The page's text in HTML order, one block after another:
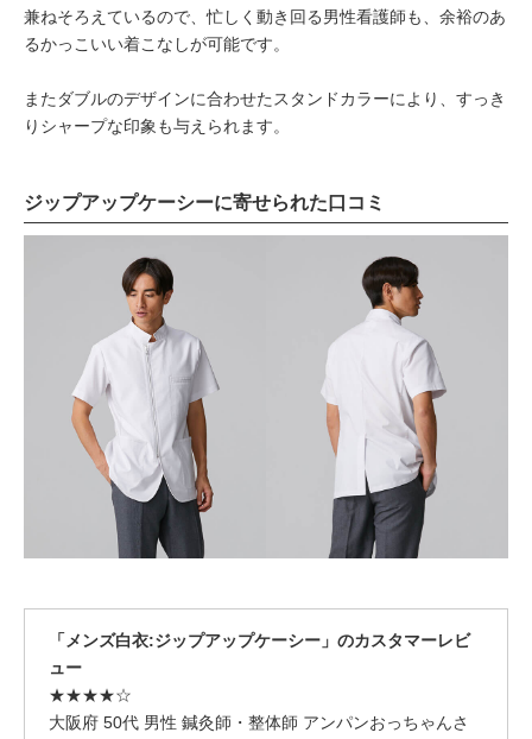
兼ねそろえているので、忙しく動き回る男性看護師も、余裕のあ
るかっこいい着こなしが可能です。
またダブルのデザインに合わせたスタンドカラーにより、すっき
りシャープな印象も与えられます。
ジップアップケーシーに寄せられた口コミ
「メンズ白衣:ジップアップケーシー」のカスタマーレビ
ュー
★★★★☆
大阪府 50代 男性 鍼灸師・整体師 アンパンおっちゃんさ